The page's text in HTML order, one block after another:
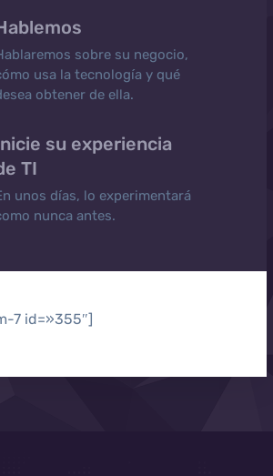
sobre su negocio,
usa la tecnología y qué
obtener de ella.
su experiencia
TI
unos días, lo experimentará
nunca antes.
7 id=»355″]